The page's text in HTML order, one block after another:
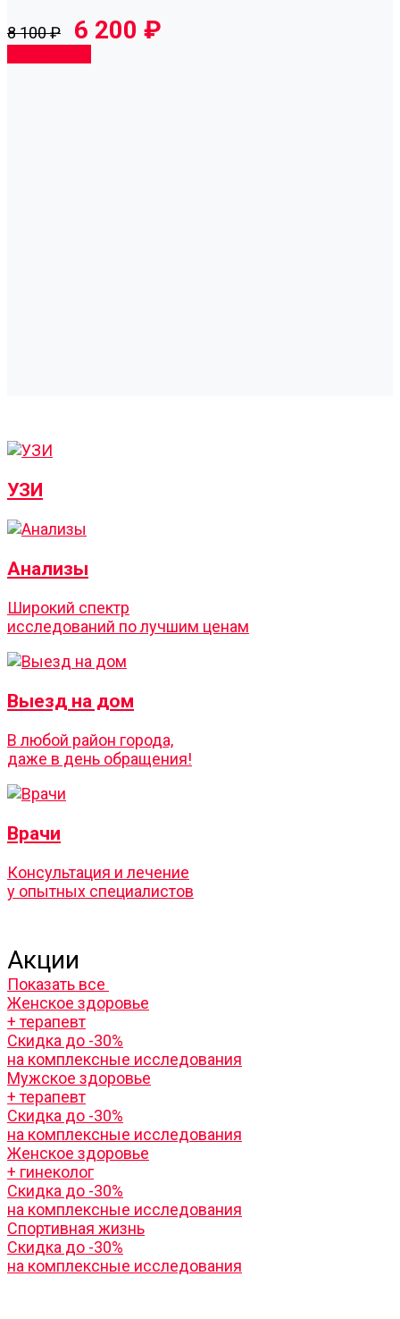
8 100 ₽ 6 200 ₽
УЗИ
Анализы
Широкий спектр
исследований по лучшим ценам
Выезд на дом
В любой район города,
даже в день обращения!
Врачи
Консультация и лечение
у опытных специалистов
Акции
Показать все
Женское здоровье
+ терапевт
Скидка до -30%
на комплексные исследования
Мужское здоровье
+ терапевт
Скидка до -30%
на комплексные исследования
Женское здоровье
+ гинеколог
Скидка до -30%
на комплексные исследования
Спортивная жизнь
Скидка до -30%
на комплексные исследования